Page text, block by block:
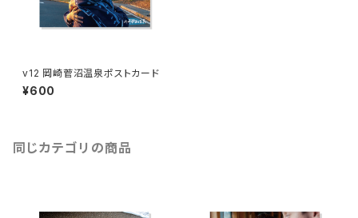
v12 岡崎菅沼温泉ポストカード
¥600
同じカテゴリの商品